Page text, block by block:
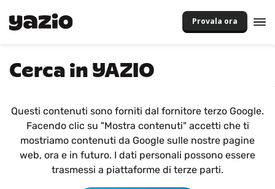
Provala ora
Cerca in YAZIO
Questi contenuti sono forniti dal fornitore terzo Google.
Facendo clic su "Mostra contenuti" accetti che ti
mostriamo contenuti da Google sulle nostre pagine
web, ora e in futuro. I dati personali possono essere
trasmessi a piattaforme di terze parti.